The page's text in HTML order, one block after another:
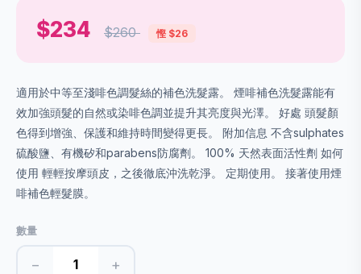
$234 $260 慳 $26
適用於中等至淺啡色調髮絲的補色洗髮露。 煙啡補色洗髮露能有
效加強頭髮的自然或染啡色調並提升其亮度與光澤。 好處 頭髮顏
色得到增強、保護和維持時間變得更長。 附加信息 不含sulphates
硫酸鹽、有機矽和parabens防腐劑。 100% 天然表面活性劑 如何
使用 輕輕按摩頭皮，之後徹底沖洗乾淨。 定期使用。 接著使用煙
啡補色輕髮膜。
數量
− +